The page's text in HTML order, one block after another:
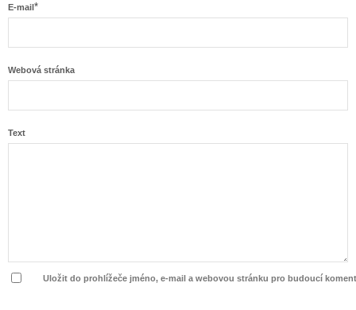
E-mail *
Webová stránka
Uložit do prohlížeče jméno, e-mail a webovou stránku pro budoucí
Text